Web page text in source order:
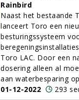
Rainbird
Naast het bestaande
lanceert Toro een
besturingssysteem
Toro LAC. Door een
dosering alleen al
aan waterbesparing
01-12-2022
293